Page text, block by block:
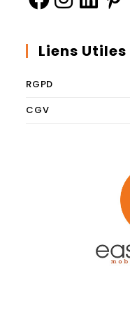
Liens Utiles
RGPD
CGV